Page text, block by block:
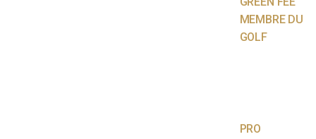
MEMBRE DU
GOLF
PRO